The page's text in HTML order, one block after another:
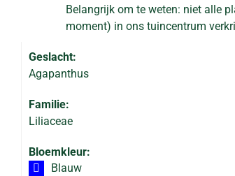
Belangrijk om te weten: niet alle
moment) in ons tuincentrum
Geslacht:
Agapanthus
Familie:
Liliaceae
Bloemkleur:
Blauw